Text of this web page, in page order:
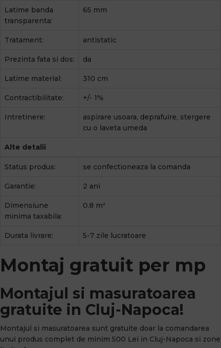
Latime banda
transparenta:
65 mm
Tratament: antistatic
Prezinta fata si dos: da
Latime material: 310 cm
Contractibilitate: +/- 1%
Intretinere:
aspirare usoara, deprafuire, stergere
cu o laveta umeda
Alte detalii
Status produs: se confectioneaza la comanda
Garantie: 2 ani
Dimensiune
minima taxabila:
0.8 m²
Durata livrare: 5-7 zile lucratoare
Montaj gratuit per mp
Montajul si masuratoarea
gratuite in Cluj-Napoca!
Montajul si masuratoarea sunt gratuite doar la comandarea
unui produs complet de minim 500 Lei in Cluj-Napoca si zone